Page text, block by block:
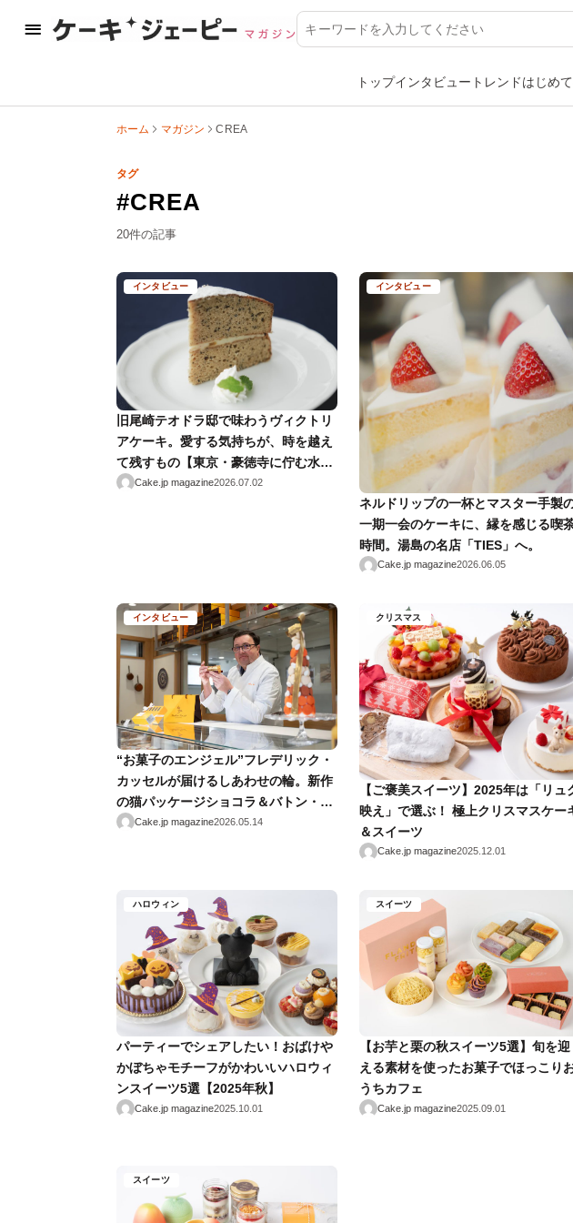
トップインタビュー トレンドはじめ
ホーム マガジン CREA
タグ
#CREA
20件の記事
インタビュー
旧尾崎テオドラ邸で味わうヴィクトリ
アケーキ。愛する気持ちが、時を越え
て残すもの【東京・豪徳寺に佇む水色
の洋館を訪ねて】
Cake.jp magazine2026.07.02
インタビュー
ネルドリップの一杯とマスター手製
一期一会のケーキに、縁を感じる喫
時間。湯島の名店「TIES」へ。
Cake.jp magazine2026.06.05
インタビュー
“お菓子のエンジェル”フレデリック・
カッセルが届けるしあわせの輪。新作
の猫パッケージショコラ＆バトン・ミ
ルフィーユは必食！
Cake.jp magazine2026.05.14
クリスマス
【ご褒美スイーツ】2025年は「リュ
映え」で選ぶ！ 極上クリスマスケー
＆スイーツ
Cake.jp magazine2025.12.01
ハロウィン
パーティーでシェアしたい！おばけや
かぼちゃモチーフがかわいいハロウィ
ンスイーツ5選【2025年秋】
Cake.jp magazine2025.10.01
スイーツ
【お芋と栗の秋スイーツ5選】旬を迎
える素材を使ったお菓子でほっこり
うちカフェ
Cake.jp magazine2025.09.01
スイーツ